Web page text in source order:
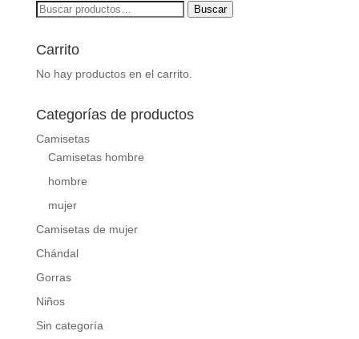
Buscar
Buscar
Carrito
No hay productos en el carrito.
Categorías de productos
Camisetas
Camisetas hombre
hombre
mujer
Camisetas de mujer
Chándal
Gorras
Niños
Sin categoría